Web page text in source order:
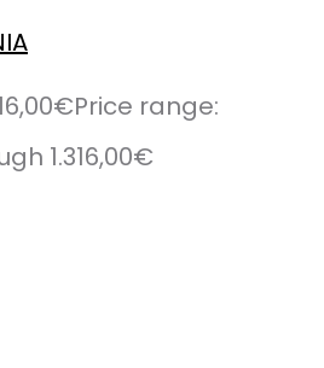
€Price range:
1.316,00€